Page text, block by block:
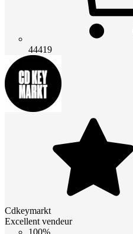
44419
Cdkeymarkt
Excellent vendeur
100%